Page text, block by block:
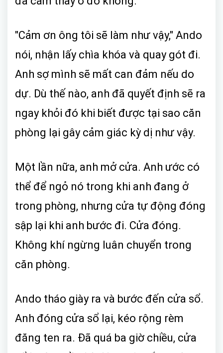
"Cảm ơn ông tôi sẽ làm như vậy," Ando
nói, nhận lấy chìa khóa và quay gót đi.
Anh sợ mình sẽ mất can đảm nếu do
dự. Dù thế nào, anh đã quyết định sẽ ra
ngay khỏi đó khi biết được tại sao căn
phòng lại gây cảm giác kỳ dị như vậy.
Một lần nữa, anh mở cửa. Anh ước có
thể để ngỏ nó trong khi anh đang ở
trong phòng, nhưng cửa tự động đóng
sập lại khi anh bước đi. Cửa đóng.
Không khí ngừng luân chuyển trong
căn phòng.
Ando tháo giày ra và bước đến cửa sổ.
Anh đóng cửa sổ lại, kéo rộng rèm
đăng ten ra. Đã quá ba giờ chiều, cửa